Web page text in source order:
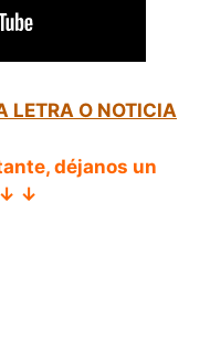
LETRA O NOTICIA
déjanos un
↓ ↓